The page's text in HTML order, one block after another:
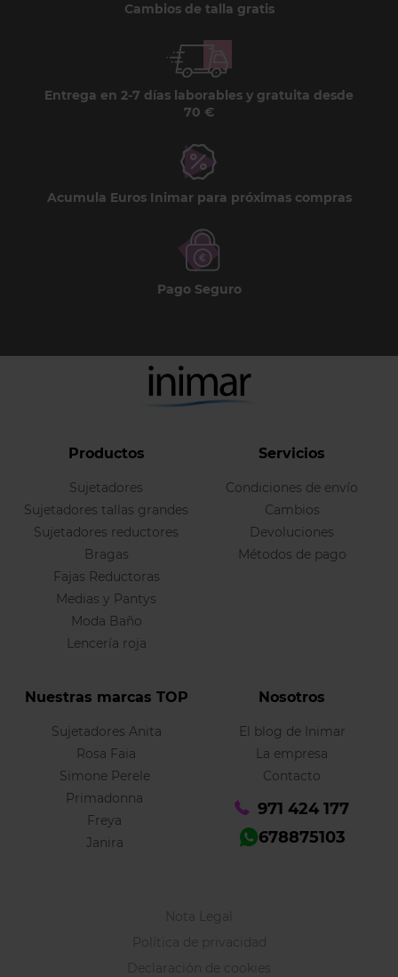
Cambios de talla gratis
Entrega en 2-7 días laborables y gratuita desde
70 €
Acumula Euros Inimar para próximas compras
Pago Seguro
Productos
Sujetadores
Sujetadores tallas grandes
Sujetadores reductores
Bragas
Fajas Reductoras
Medias y Pantys
Moda Baño
Lencería roja
Servicios
Condiciones de envío
Cambios
Devoluciones
Métodos de pago
Nuestras marcas TOP
Sujetadores Anita
Rosa Faia
Simone Perele
Primadonna
Freya
Janira
Nosotros
El blog de Inimar
La empresa
Contacto
971 424 177
678875103
Nota Legal
Política de privacidad
Declaración de cookies